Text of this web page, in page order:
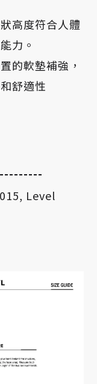
高度符合人體
力。
的軟墊補強，
舒適性
Level